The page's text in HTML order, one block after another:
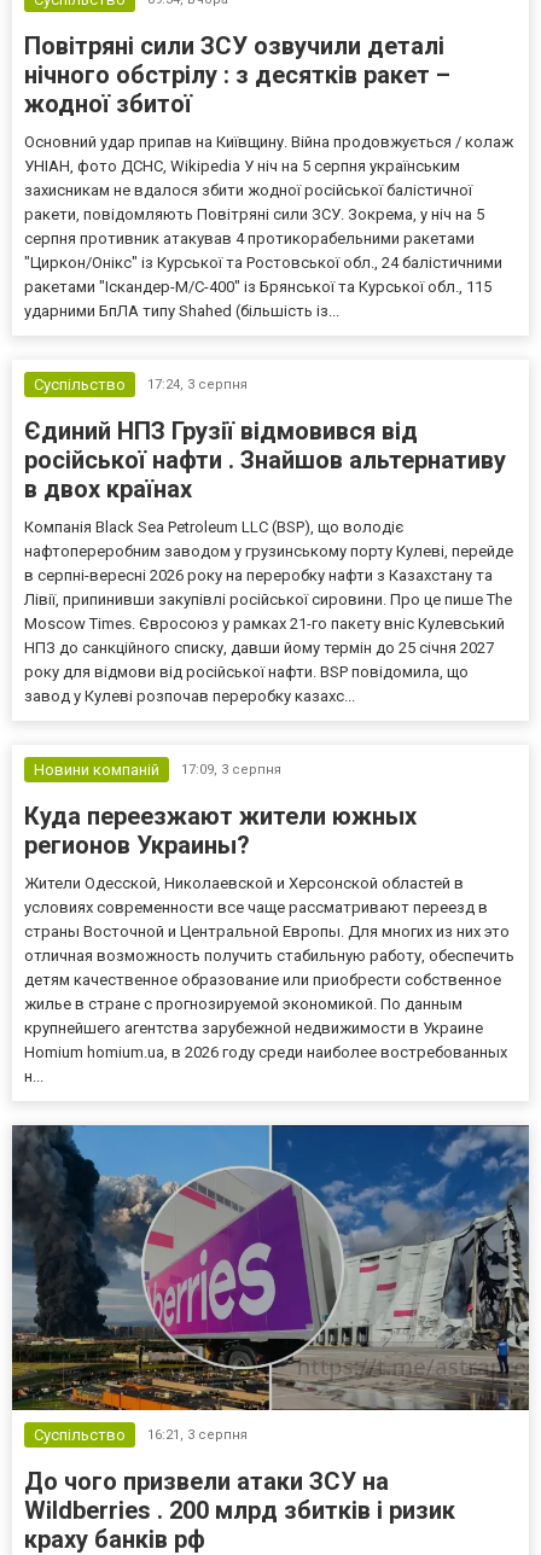
Повітряні сили ЗСУ озвучили деталі
нічного обстрілу : з десятків ракет –
жодної збитої
Основний удар припав на Київщину. Війна продовжується / колаж
УНІАН, фото ДСНС, Wikipedia У ніч на 5 серпня українським
захисникам не вдалося збити жодної російської балістичної
ракети, повідомляють Повітряні сили ЗСУ. Зокрема, у ніч на 5
серпня противник атакував 4 протикорабельними ракетами
"Циркон/Онікс" із Курської та Ростовської обл., 24 балістичними
ракетами "Іскандер-М/С-400" із Брянської та Курської обл., 115
ударними БпЛА типу Shahed (більшість із...
Суспільство 17:24, 3 серпня
Єдиний НПЗ Грузії відмовився від
російської нафти . Знайшов альтернативу
в двох країнах
Компанія Black Sea Petroleum LLC (BSP), що володіє
нафтопереробним заводом у грузинському порту Кулеві, перейде
в серпні-вересні 2026 року на переробку нафти з Казахстану та
Лівії, припинивши закупівлі російської сировини. Про це пише The
Moscow Times. Євросоюз у рамках 21-го пакету вніс Кулевський
НПЗ до санкційного списку, давши йому термін до 25 січня 2027
року для відмови від російської нафти. BSP повідомила, що
завод у Кулеві розпочав переробку казахс...
Новини компаній 17:09, 3 серпня
Куда переезжают жители южных
регионов Украины?
Жители Одесской, Николаевской и Херсонской областей в
условиях современности все чаще рассматривают переезд в
страны Восточной и Центральной Европы. Для многих из них это
отличная возможность получить стабильную работу, обеспечить
детям качественное образование или приобрести собственное
жилье в стране с прогнозируемой экономикой. По данным
крупнейшего агентства зарубежной недвижимости в Украине
Homium homium.ua, в 2026 году среди наиболее востребованных
н...
Суспільство 16:21, 3 серпня
До чого призвели атаки ЗСУ на
Wildberries . 200 млрд збитків і ризик
краху банків рф